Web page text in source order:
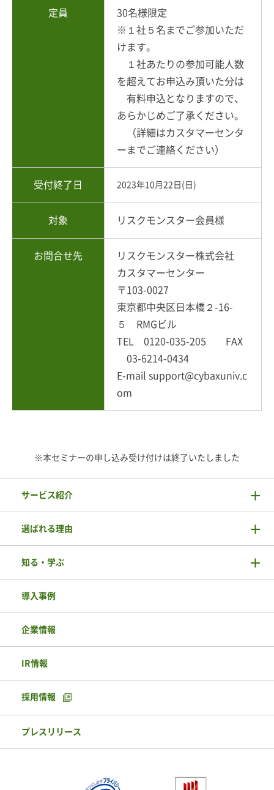
定員
30名様限定
※１社５名までご参加いただ
けます。
１社あたりの参加可能人数
を超えてお申込み頂いた分は
有料申込となりますので、
あらかじめご了承ください。
（詳細はカスタマーセンタ
ーまでご連絡ください）
受付終了日 2023年10月22日(日)
対象 リスクモンスター会員様
お問合せ先
リスクモンスター株式会社
カスタマーセンター
〒103-0027
東京都中央区日本橋２-16-
５ RMGビル
TEL 0120-035-205 FAX
03-6214-0434
E-mail support@cybaxuniv.c
om
※本セミナーの申し込み受け付けは終了いたしました
サービス紹介
選ばれる理由
知る・学ぶ
導入事例
企業情報
IR情報
採用情報
プレスリリース